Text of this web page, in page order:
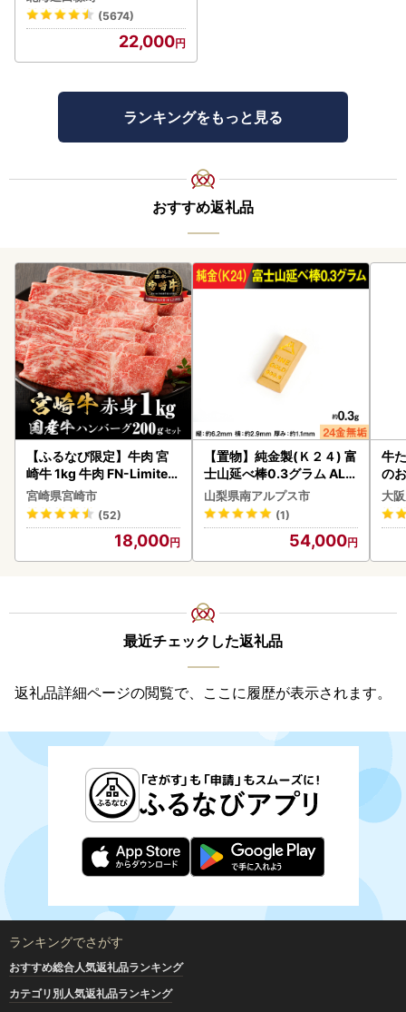
(5674)
22,000
ランキングをもっと見る
おすすめ返礼品
【ふるなび限定】牛肉 宮
崎牛 1kg 牛肉 FN-Limited
-VO
宮崎県宮崎市
(52)
18,000
【置物】純金製(Ｋ２４) 富
士山延べ棒0.3グラム ALP
BK193
山梨県南アルプス市
(1)
54,000
牛
の
大
最近チェックした返礼品
返礼品詳細ページの閲覧で、ここに履歴が表示されます。
ランキングでさがす
おすすめ総合人気返礼品ランキング
カテゴリ別人気返礼品ランキング